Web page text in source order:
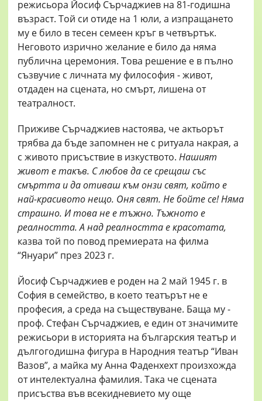
режисьора Йосиф Сърчаджиев на 81-годишна
възраст. Той си отиде на 1 юли, а изпращането
му е било в тесен семеен кръг в четвъртък.
Неговото изрично желание е било да няма
публична церемония. Това решение е в пълно
съзвучие с личната му философия - живот,
отдаден на сцената, но смърт, лишена от
театралност.
Приживе Сърчаджиев настоява, че актьорът
трябва да бъде запомнен не с ритуала накрая, а
с живото присъствие в изкуството. Нашият
живот е такъв. С любов да се срещаш със
смъртта и да отиваш към онзи свят, който е
най-красивото нещо. Оня свят. Не бойте се! Няма
страшно. И това не е тъжно. Тъжното е
реалността. А над реалността е красотата,
казва той по повод премиерата на филма
“Януари” през 2023 г.
Йосиф Сърчаджиев е роден на 2 май 1945 г. в
София в семейство, в което театърът не е
професия, а среда на съществуване. Баща му -
проф. Стефан Сърчаджиев, е един от значимите
режисьори в историята на българския театър и
дългогодишна фигура в Народния театър “Иван
Вазов”, а майка му Анна Фаденхехт произхожда
от интелектуална фамилия. Така че сцената
присъства във всекидневието му още